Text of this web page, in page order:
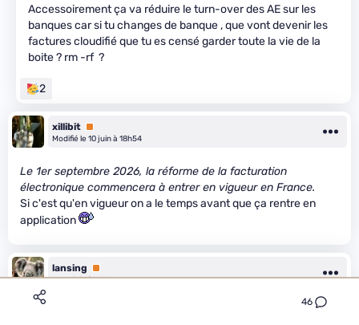
46
Accessoirement ça va réduire le turn-over des AE sur les
banques car si tu changes de banque , que vont devenir les
factures cloudifié que tu es censé garder toute la vie de la
boite ? rm -rf ?
2
xillibit Premium
Modifié le 10 juin à 18h54
Le 1er septembre 2026, la réforme de la facturation
électronique commencera à entrer en vigueur en France.
Si c'est qu'en vigueur on a le temps avant que ça rentre en
application
lansing
Premium
Le 10 juin à 19h24